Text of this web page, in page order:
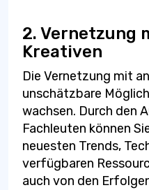
2. Vernetzung
Kreativen
Die Vernetzung mit
unschätzbare
wachsen. Durch den
Fachleuten können
neuesten Trends,
verfügbaren
auch von den